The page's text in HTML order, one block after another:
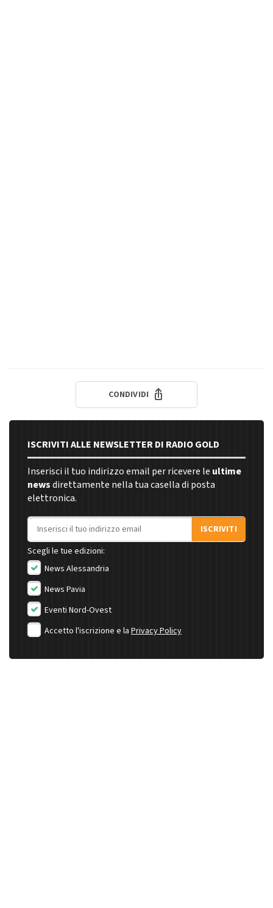
CONDIVIDI
ISCRIVITI ALLE NEWSLETTER DI RADIO GOLD
Inserisci il tuo indirizzo email per ricevere le ultime
newsdirettamente nella tua casella di posta
elettronica.
Indirizzo email
ISCRIVITI
Scegli le tue edizioni:
News Alessandria
News Pavia
Eventi Nord-Ovest
Accetto l'iscrizione e la Privacy Policy